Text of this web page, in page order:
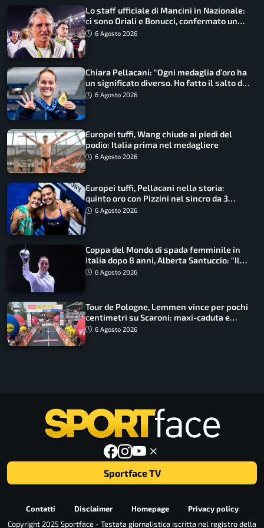
Lo staff ufficiale di Mancini in Nazionale:
ci sono Oriali e Bonucci, confermato un
ritorno
6 Agosto 2026
Chiara Pellacani: “Ogni medaglia d’oro ha
un significato diverso. Ho fatto il salto di
qualità”
6 Agosto 2026
Europei tuffi, Wang chiude ai piedi del
podio: Italia prima nel medagliere
6 Agosto 2026
Europei tuffi, Pellacani nella storia:
quinto oro con Pizzini nel sincro da 3
metri
6 Agosto 2026
Coppa del Mondo di spada femminile in
Italia dopo 8 anni, Alberta Santuccio: “Il
lavoro dà sempre i suoi frutti”
6 Agosto 2026
Tour de Pologne, Lemmen vince per pochi
centimetri su Scaroni: maxi-caduta e
tappa accorciata
6 Agosto 2026
Sportface TV
Contatti Disclaimer Homepage
Privacy policy
Copyright 2025 Sportface - Testata giornalistica iscritta nel registro della